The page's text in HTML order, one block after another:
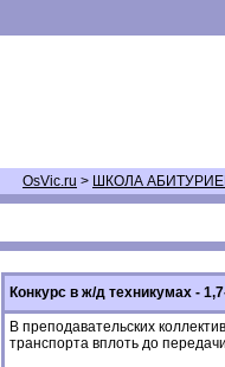
OsVic.ru > ШКОЛА
Конкурс в ж/д техникумах -
В преподавательских
транспорта вплоть до